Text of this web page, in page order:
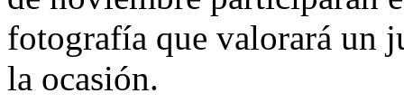
fotografía que valorará un
la ocasión.